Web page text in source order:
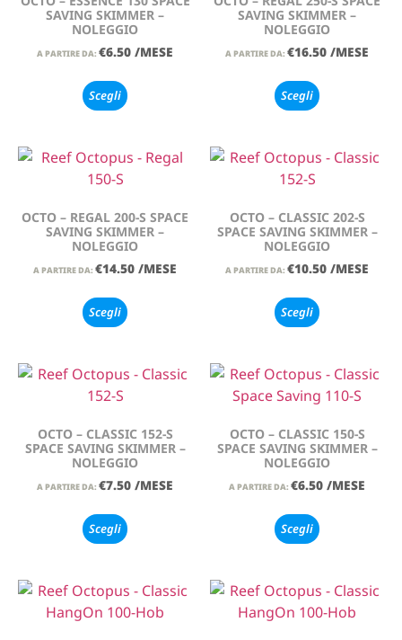
SAVING SKIMMER –
NOLEGGIO
A PARTIRE DA: €6.50 /MESE
Scegli
SAVING SKIMMER –
NOLEGGIO
A PARTIRE DA: €16.50 /MESE
Scegli
OCTO – REGAL 200-S SPACE
SAVING SKIMMER –
NOLEGGIO
A PARTIRE DA: €14.50 /MESE
Scegli
OCTO – CLASSIC 202-S
SPACE SAVING SKIMMER –
NOLEGGIO
A PARTIRE DA: €10.50 /MESE
Scegli
OCTO – CLASSIC 152-S
SPACE SAVING SKIMMER –
NOLEGGIO
A PARTIRE DA: €7.50 /MESE
Scegli
OCTO – CLASSIC 150-S
SPACE SAVING SKIMMER –
NOLEGGIO
A PARTIRE DA: €6.50 /MESE
Scegli